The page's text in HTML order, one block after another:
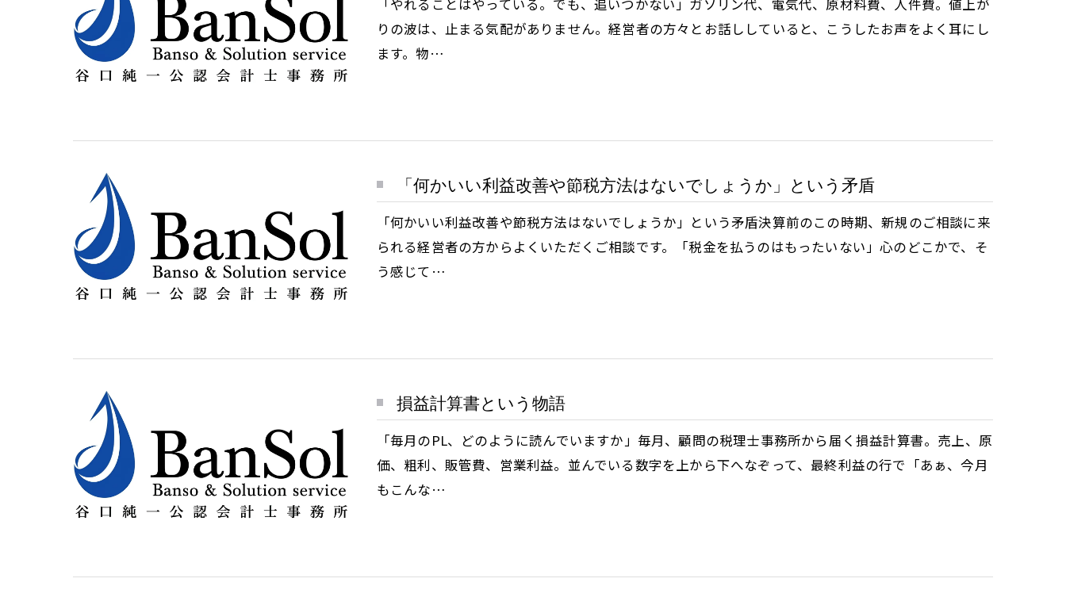
りの波は、止まる気配がありません。経営者の方々とお話ししていると、こうしたお声をよく耳にし
ます。物…
「何かいい利益改善や節税方法はないでしょうか」という矛盾
「何かいい利益改善や節税方法はないでしょうか」という矛盾決算前のこの時期、新規のご相談に来
られる経営者の方からよくいただくご相談です。「税金を払うのはもったいない」心のどこかで、そ
う感じて…
損益計算書という物語
「毎月のPL、どのように読んでいますか」毎月、顧問の税理士事務所から届く損益計算書。売上、原
価、粗利、販管費、営業利益。並んでいる数字を上から下へなぞって、最終利益の行で「あぁ、今月
もこんな…